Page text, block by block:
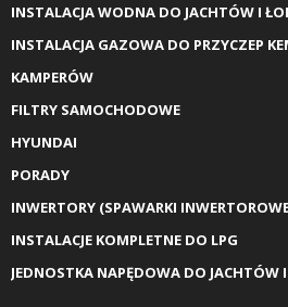
INSTALACJA WODNA DO JACHTÓW I
INSTALACJA GAZOWA DO PRZYCZEP
KAMPERÓW
FILTRY SAMOCHODOWE
HYUNDAI
PORADY
INWERTORY (SPAWARKI
INSTALACJE KOMPLETNE DO LPG
JEDNOSTKA NAPĘDOWA DO JACHTÓW